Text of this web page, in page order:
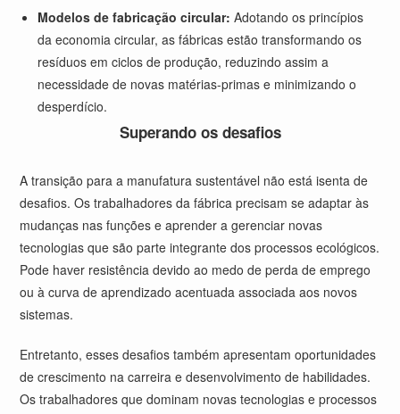
Modelos de fabricação circular: Adotando os princípios
da economia circular, as fábricas estão transformando os
resíduos em ciclos de produção, reduzindo assim a
necessidade de novas matérias-primas e minimizando o
desperdício.
Superando os desafios
A transição para a manufatura sustentável não está isenta de
desafios. Os trabalhadores da fábrica precisam se adaptar às
mudanças nas funções e aprender a gerenciar novas
tecnologias que são parte integrante dos processos ecológicos.
Pode haver resistência devido ao medo de perda de emprego
ou à curva de aprendizado acentuada associada aos novos
sistemas.
Entretanto, esses desafios também apresentam oportunidades
de crescimento na carreira e desenvolvimento de habilidades.
Os trabalhadores que dominam novas tecnologias e processos